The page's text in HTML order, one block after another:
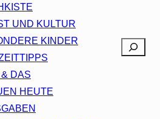
UND KULTUR
KINDER
DAS
HEUTE
Search